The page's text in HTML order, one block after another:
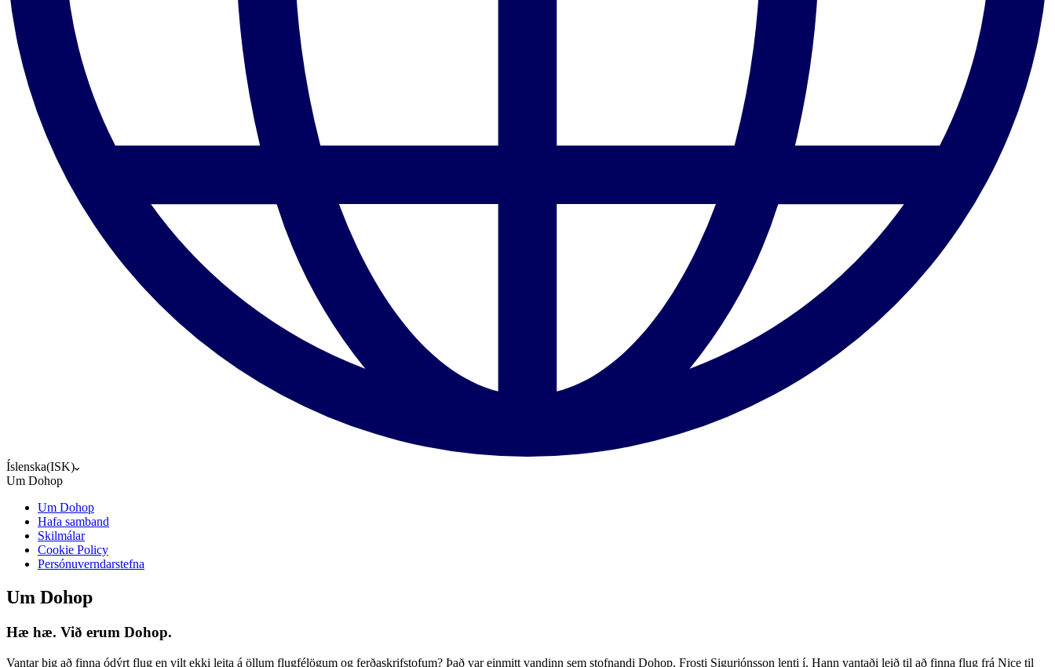
Íslenska(ISK)
Um Dohop
Um Dohop
Hafa samband
Skilmálar
Cookie Policy
Persónuverndarstefna
Um Dohop
Hæ hæ. Við erum Dohop.
Vantar þig að finna ódýrt flug en vilt ekki leita á öllum flugfélögum og ferðaskrifstofum? Það var einmitt vandinn sem stofnandi Dohop, Frosti Sigurjónsson lenti í. Hann vantaði leið til að finna flug frá Nice til